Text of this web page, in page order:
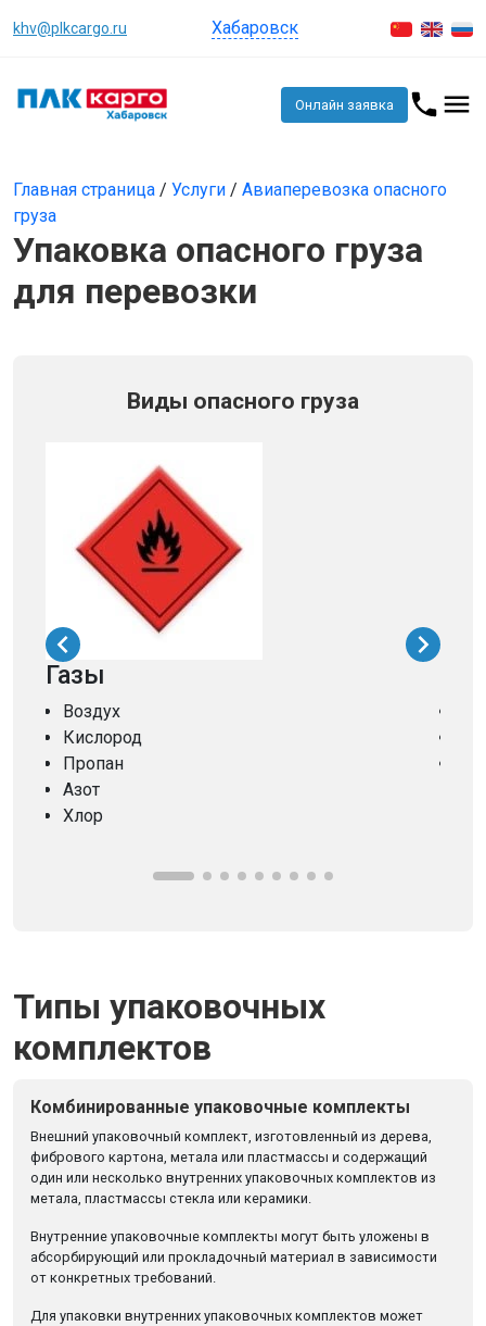
khv@plkcargo.ru Хабаровск
Онлайн заявка
Главная страница / Услуги / Авиаперевозка опасного
груза
Упаковка опасного груза
для перевозки
Виды опасного груза
Газы
Воздух
Кислород
Пропан
Азот
Хлор
Типы упаковочных
комплектов
Комбинированные упаковочные комплекты
Внешний упаковочный комплект, изготовленный из дерева,
фибрового картона, метала или пластмассы и содержащий
один или несколько внутренних упаковочных комплектов из
метала, пластмассы стекла или керамики.
Внутренние упаковочные комплекты могут быть уложены в
абсорбирующий или прокладочный материал в зависимости
от конкретных требований.
Для упаковки внутренних упаковочных комплектов может